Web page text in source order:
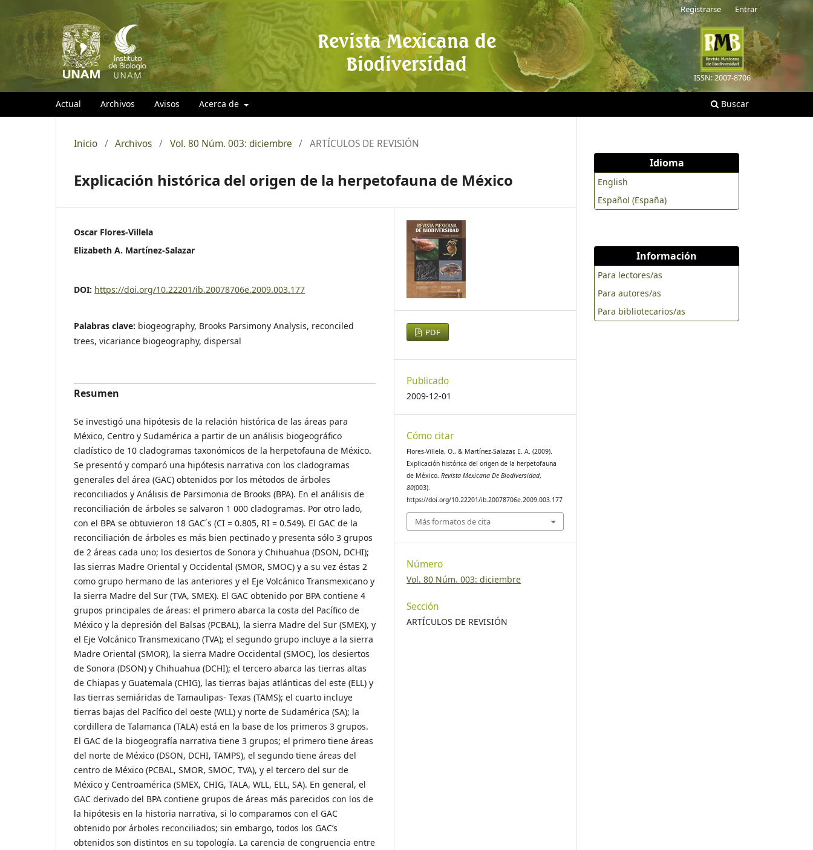
Revista Mexicana de
Biodiversidad
ISSN: 2007-8706
Actual Archivos Avisos Acerca de Buscar
Registrarse Entrar
Inicio / Archivos / Vol. 80 Núm. 003: diciembre / ARTÍCULOS DE REVISIÓN
Explicación histórica del origen de la herpetofauna de México
Oscar Flores-Villela
Elizabeth A. Martínez-Salazar
DOI: https://doi.org/10.22201/ib.20078706e.2009.003.177
Palabras clave: biogeography, Brooks Parsimony Analysis, reconciled
trees, vicariance biogeography, dispersal
Resumen
Se investigó una hipótesis de la relación histórica de las áreas para
México, Centro y Sudamérica a partir de un análisis biogeográfico
cladístico de 10 cladogramas taxonómicos de la herpetofauna de México.
Se presentó y comparó una hipótesis narrativa con los cladogramas
generales del área (GAC) obtenidos por los métodos de árboles
reconciliados y Análisis de Parsimonia de Brooks (BPA). En el análisis de
reconciliación de árboles se salvaron 1 000 cladogramas. Por otro lado,
con el BPA se obtuvieron 18 GAC´s (CI = 0.805, RI = 0.549). El GAC de la
reconciliación de árboles es más bien pectinado y presenta sólo 3 grupos
de 2 áreas cada uno; los desiertos de Sonora y Chihuahua (DSON, DCHI);
las sierras Madre Oriental y Occidental (SMOR, SMOC) y a su vez éstas 2
como grupo hermano de las anteriores y el Eje Volcánico Transmexicano y
la sierra Madre del Sur (TVA, SMEX). El GAC obtenido por BPA contiene 4
grupos principales de áreas: el primero abarca la costa del Pacífico de
México y la depresión del Balsas (PCBAL), la sierra Madre del Sur (SMEX), y
el Eje Volcánico Transmexicano (TVA); el segundo grupo incluye a la sierra
Madre Oriental (SMOR), la sierra Madre Occidental (SMOC), los desiertos
de Sonora (DSON) y Chihuahua (DCHI); el tercero abarca las tierras altas
de Chiapas y Guatemala (CHIG), las tierras bajas atlánticas del este (ELL) y
las tierras semiáridas de Tamaulipas- Texas (TAMS); el cuarto incluye
tierras bajas del Pacífico del oeste (WLL) y norte de Sudamérica (SA); la
cordillera de Talamanca (TALA) está en la base de los primeros 3 grupos.
El GAC de la biogeografía narrativa tiene 3 grupos; el primero tiene áreas
del norte de México (DSON, DCHI, TAMPS), el segundo tiene áreas del
centro de México (PCBAL, SMOR, SMOC, TVA), y el tercero del sur de
México y Centroamérica (SMEX, CHIG, TALA, WLL, ELL, SA). En general, el
GAC derivado del BPA contiene grupos de áreas más parecidos con los de
la hipótesis en la historia narrativa, si lo comparamos con el GAC
obtenido por árboles reconciliados; sin embargo, todos los GAC’s
obtenidos son distintos en su topología. La carencia de congruencia entre
PDF
Publicado
2009-12-01
Cómo citar
Flores-Villela, O., & Martínez-Salazar, E. A. (2009).
Explicación histórica del origen de la herpetofauna
de México.Revista Mexicana De Biodiversidad,
80(003).
https://doi.org/10.22201/ib.20078706e.2009.003.177
Más formatos de cita
Número
Vol. 80 Núm. 003: diciembre
Sección
ARTÍCULOS DE REVISIÓN
Idioma
English
Español (España)
Información
Para lectores/as
Para autores/as
Para bibliotecarios/as